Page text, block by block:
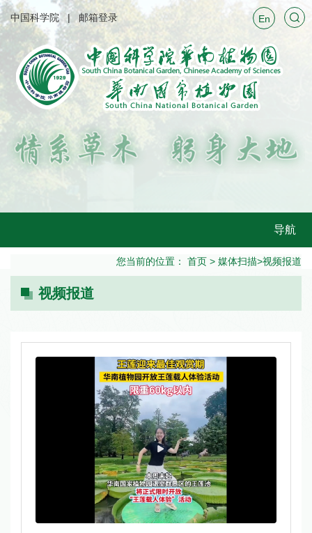
中国科学院 邮箱登录 En
导航
您当前的位置： 首页 > 媒体扫描>视频报道
视频报道